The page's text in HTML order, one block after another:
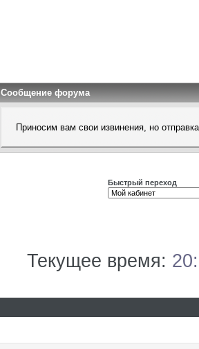
Сообщение форума
Приносим вам свои извинения, но
Быстрый переход
Текущее время: